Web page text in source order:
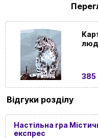
385
Відгуки розділу
Настільна гра
експрес